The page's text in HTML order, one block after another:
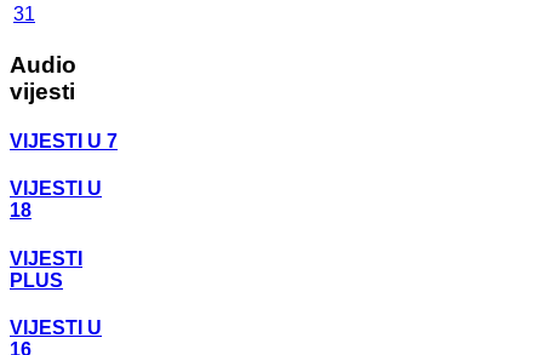
31
Audio
vijesti
VIJESTI U 7
VIJESTI U
18
VIJESTI
PLUS
VIJESTI U
16